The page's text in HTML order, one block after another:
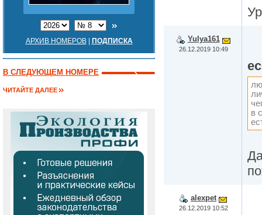
АРХИВ НОМЕРОВ| ПОДПИСКА
В СЛЕДУЮЩЕМ НОМЕРЕ
ЧИТАЙТЕ ДАЛЕЕ
Yulya161
26.12.2019 10:49
в
alexpet
26.12.2019 10:52